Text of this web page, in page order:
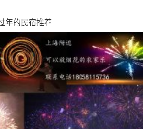
年的民宿推荐